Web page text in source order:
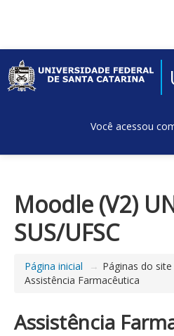
Você acessou
Moodle (V2)
SUS/UFSC
Página inicial → Páginas do site
Assistência Farmacêutica
Assistência